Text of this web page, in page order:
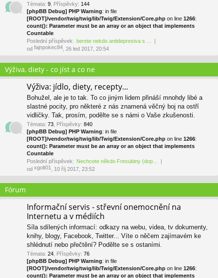
Témata: 9 Příspěvky: 144
[phpBB Debug] PHP Warning: in file
[ROOT]/vendor/twig/twig/lib/Twig/Extension/Core.php on line 1266:
count(): Parameter must be an array or an object that implements
Countable
Poslední příspěvek: berete nekdo antidepresiva s …
od fajnpokec84 , 26 led 2017, 20:54
Výživa, diety - co jíst a co ne
Výživa: jídlo, diety, recepty...
Bohužel, ale je to tak. To co jiným lidem přináší mnohdy libé a
slastné pocity, pro některé z nás znamená věčný boj na ostří
vidličky. Tak, prosím, podělte se s námi o Vaše zkušenosti.
Témata: 73 Příspěvky: 840
[phpBB Debug] PHP Warning: in file
[ROOT]/vendor/twig/twig/lib/Twig/Extension/Core.php on line 1266:
count(): Parameter must be an array or an object that implements
Countable
Poslední příspěvek: Nechcete někdo Fresubiny (dop…
od xgolt01 , 10 říj 2017, 23:52
Fórum
Informační servis - střevní onemocnění na
Internetu a v médiích
Síla sdílených informací: odkazy na webu, videa, tv dokumenty,
knihy, blogy, Facebook, Twitter... Víte o něčem zajímavém ke
shlédnutí nebo přečtění? Podělte se s ostaními.
Témata: 24 Příspěvky: 76
[phpBB Debug] PHP Warning: in file
[ROOT]/vendor/twig/twig/lib/Twig/Extension/Core.php on line 1266:
count(): Parameter must be an array or an object that implements